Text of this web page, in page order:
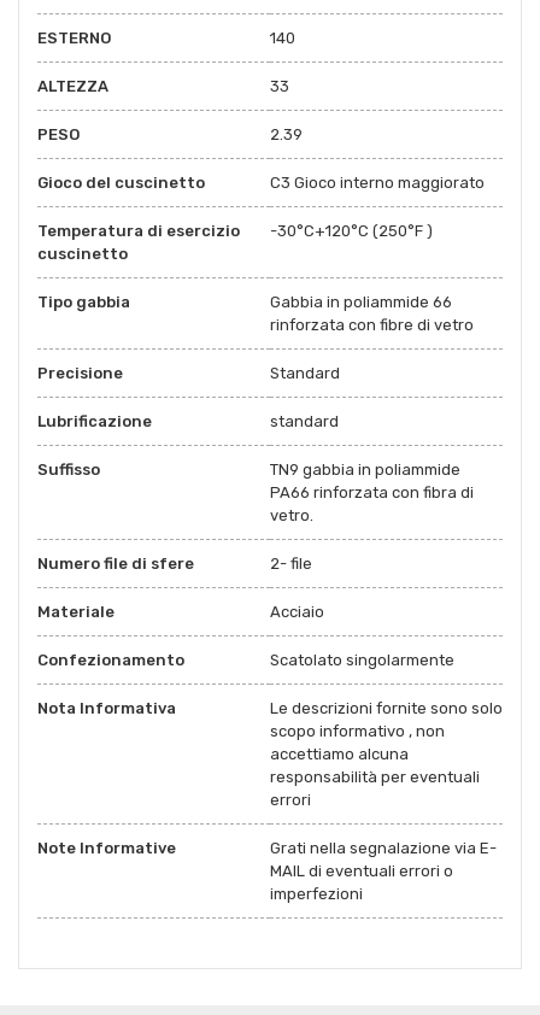
ESTERNO 140
ALTEZZA 33
PESO 2.39
Gioco del cuscinetto C3 Gioco interno maggiorato
Temperatura di esercizio
cuscinetto
-30°C+120°C (250°F )
Tipo gabbia
Gabbia in poliammide 66
rinforzata con fibre di vetro
Precisione Standard
Lubrificazione standard
Suffisso
TN9 gabbia in poliammide
PA66 rinforzata con fibra di
vetro.
Numero file di sfere 2- file
Materiale Acciaio
Confezionamento Scatolato singolarmente
Nota Informativa
Le descrizioni fornite sono solo
scopo informativo , non
accettiamo alcuna
responsabilità per eventuali
errori
Note Informative
Grati nella segnalazione via E-
MAIL di eventuali errori o
imperfezioni